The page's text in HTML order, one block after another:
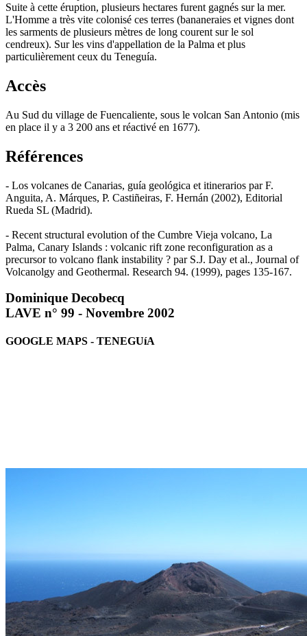
Suite à cette éruption, plusieurs hectares furent gagnés sur la mer.
L'Homme a très vite colonisé ces terres (bananeraies et vignes dont
les sarments de plusieurs mètres de long courent sur le sol
cendreux). Sur les vins d'appellation de la Palma et plus
particulièrement ceux du Teneguía.
Accès
Au Sud du village de Fuencaliente, sous le volcan San Antonio (mis
en place il y a 3 200 ans et réactivé en 1677).
Références
- Los volcanes de Canarias, guía geológica et itinerarios par F.
Anguita, A. Márques, P. Castiñeiras, F. Hernán (2002), Editorial
Rueda SL (Madrid).
- Recent structural evolution of the Cumbre Vieja volcano, La
Palma, Canary Islands : volcanic rift zone reconfiguration as a
precursor to volcano flank instability ? par S.J. Day et al., Journal of
Volcanolgy and Geothermal. Research 94. (1999), pages 135-167.
Dominique Decobecq
LAVE n° 99 - Novembre 2002
GOOGLE MAPS - TENEGUíA